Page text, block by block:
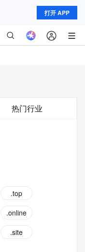
打开 APP
热门行业
.top
.online
.site